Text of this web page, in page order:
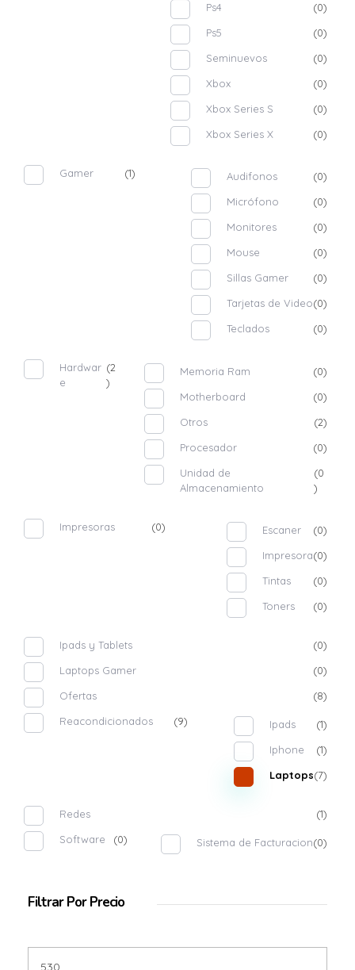
Ps4
(0)
Ps5
(0)
Seminuevos
(0)
Xbox
(0)
Xbox Series S
(0)
Xbox Series X
(0)
Gamer (1) Audifonos
(0)
Micrófono
(0)
Monitores
(0)
Mouse
(0)
Sillas Gamer
(0)
Tarjetas de Video(0)
Teclados
(0)
Hardwar
e
(2
)
Memoria Ram
(0)
Motherboard
(0)
Otros
(2)
Procesador
(0)
Unidad de
Almacenamiento
(0
)
Impresoras (0) Escaner
(0)
Impresora(0)
Tintas
(0)
Toners
(0)
Ipads y Tablets
(0)
Laptops Gamer
(0)
Ofertas
(8)
Reacondicionados
(9) Ipads
(1)
Iphone
(1)
Laptops(7)
Redes
(1)
Software
(0) Sistema de Facturacion(0)
Filtrar Por Precio